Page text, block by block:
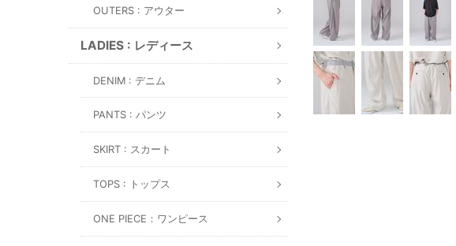
OUTERS : アウター
LADIES : レディース
DENIM : デニム
PANTS : パンツ
SKIRT : スカート
TOPS : トップス
ONE PIECE：ワンピース